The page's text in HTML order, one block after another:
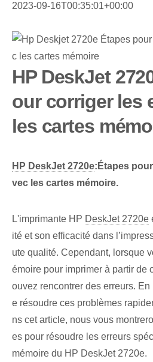
2023-09-16T00:35:01+00:00
HP DeskJet
our corriger les
les cartes
HP DeskJet 2720e:⁣Étapes
vec les cartes mémoire.
L'imprimante HP DeskJet 2720e
ité et son efficacité dans
ute qualité. Cependant, lorsque
émoire⁢ pour imprimer à partir de
ouvez rencontrer des erreurs.
e résoudre ces problèmes
ns cet article, nous vous
es pour résoudre les erreurs
mémoire du HP DeskJet 2720e.